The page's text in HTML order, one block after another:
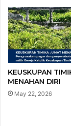
KEUSKUPAN
MENAHAN DIRI
May 22, 2026